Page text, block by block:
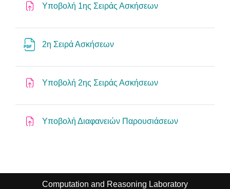
Υποβολή 1ης Σειράς ΑσκήσεωνAssignment
2η Σειρά Ασκήσεων
Υποβολή 2ης Σειράς ΑσκήσεωνAssignment
Υποβολή Διαφανειών ΠαρουσιάσεωνAssignment
Computation and Reasoning Laboratory